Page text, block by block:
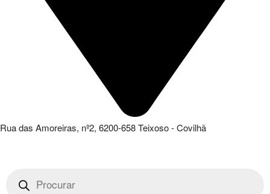
Rua das Amoreiras, nº2, 6200-658 Teixoso - Covilhã
search